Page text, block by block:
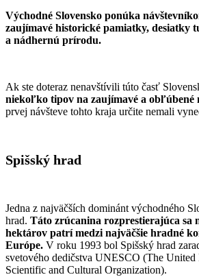
Východné Slovensko ponúka
zaujímavé historické pamiatky, desiatky
a nádhernú prírodu.
Ak ste doteraz nenavštívili túto časť
niekoľko tipov na zaujímavé a obľúbené
prvej návšteve tohto kraja určite nemali
Spišský hrad
Jedna z najväčších dominánt východného
hrad. Táto zrúcanina rozprestierajúca sa
hektárov patrí medzi najväčšie hradné
Európe. V roku 1993 bol Spišský hrad
svetového dedičstva UNESCO (The United
Scientific and Cultural Organization).